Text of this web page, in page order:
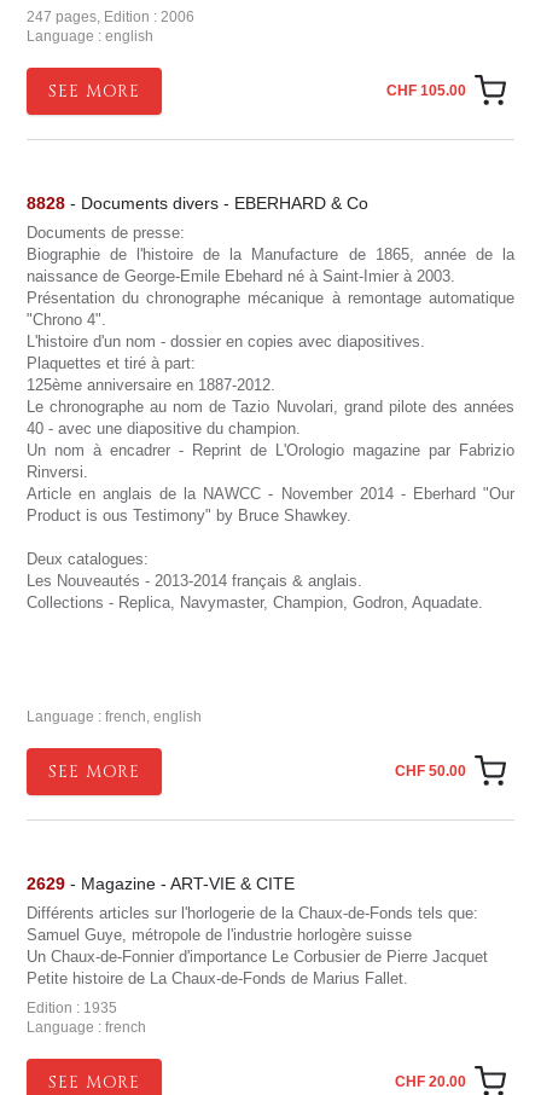
247 pages, Edition : 2006
Language : english
SEE MORE CHF 105.00
8828 - Documents divers - EBERHARD & Co
Documents de presse:
Biographie de l'histoire de la Manufacture de 1865, année de la
naissance de George-Emile Ebehard né à Saint-Imier à 2003.
Présentation du chronographe mécanique à remontage automatique
"Chrono 4".
L'histoire d'un nom - dossier en copies avec diapositives.
Plaquettes et tiré à part:
125ème anniversaire en 1887-2012.
Le chronographe au nom de Tazio Nuvolari, grand pilote des années
40 - avec une diapositive du champion.
Un nom à encadrer - Reprint de L'Orologio magazine par Fabrizio
Rinversi.
Article en anglais de la NAWCC - November 2014 - Eberhard "Our
Product is ous Testimony" by Bruce Shawkey.
Deux catalogues:
Les Nouveautés - 2013-2014 français & anglais.
Collections - Replica, Navymaster, Champion, Godron, Aquadate.
Language : french, english
SEE MORE CHF 50.00
2629 - Magazine - ART-VIE & CITE
Différents articles sur l'horlogerie de la Chaux-de-Fonds tels que:
Samuel Guye, métropole de l'industrie horlogère suisse
Un Chaux-de-Fonnier d'importance Le Corbusier de Pierre Jacquet
Petite histoire de La Chaux-de-Fonds de Marius Fallet.
Edition : 1935
Language : french
SEE MORE CHF 20.00